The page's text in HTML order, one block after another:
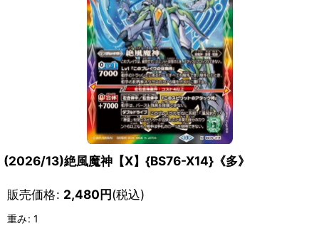
(2026/13)絶風魔神【X】{BS76-X14}《多》
販売価格: 2,480円(税込)
重み: 1